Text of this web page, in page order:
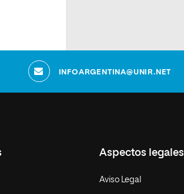
INFOARGENTINA@UNIR.NET
Aspectos legales
Aviso Legal